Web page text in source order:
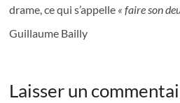
drame, ce qui s’appelle « faire son
Guillaume Bailly
Laisser un